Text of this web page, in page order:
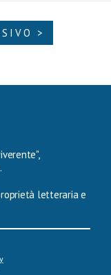
>
letteraria e